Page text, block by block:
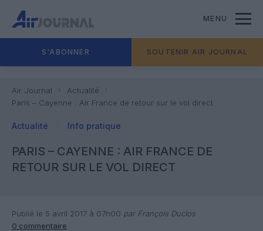
MENU
S'ABONNER SOUTENIR AIR JOURNAL
Air Journal
Actualité
Paris – Cayenne : Air France de retour sur le vol direct
Actualité Info pratique
PARIS – CAYENNE : AIR FRANCE DE
RETOUR SUR LE VOL DIRECT
Publié le 5 avril 2017 à 07h00 par François Duclos
0 commentaire